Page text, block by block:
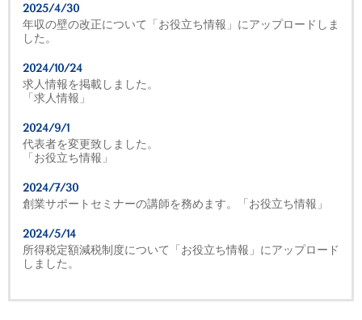
2025/4/30
年収の壁の改正について「お役立ち情報」にアップロードしま
した。
2024/10/24
求人情報を掲載しました。
「求人情報」
2024/9/1
代表者を変更致しました。
「お役立ち情報」
2024/7/30
創業サポートセミナーの講師を務めます。「お役立ち情報」
2024/5/14
所得税定額減税制度について「お役立ち情報」にアップロード
しました。